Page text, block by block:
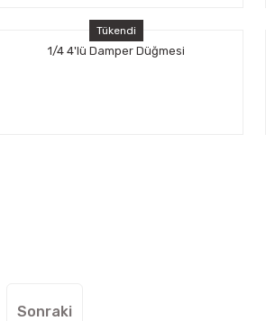
Tükendi
1/4 4'lü Damper Düğmesi